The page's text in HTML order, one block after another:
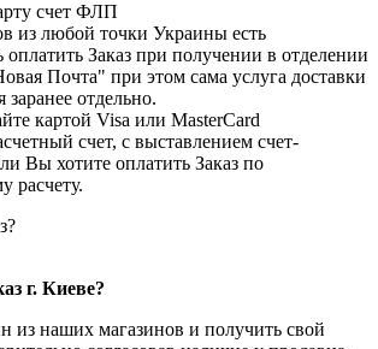
счет ФЛП
из любой точки Украины есть
оплатить Заказ при получении в отделении
Почта" при этом сама услуга доставки
заранее отдельно.
картой Visa или MasterCard
счет, с выставлением счет-
Вы хотите оплатить Заказ по
расчету.
г. Киеве?
из наших магазинов и получить свой